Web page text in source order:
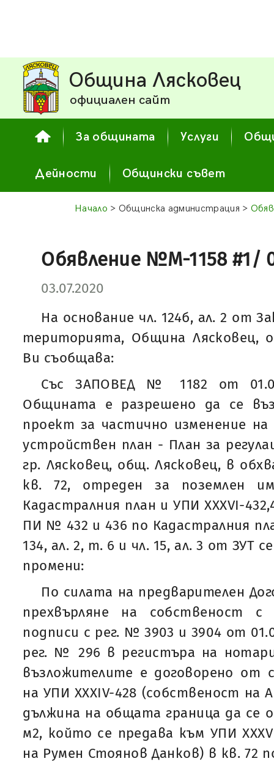
Община Лясковец
официален сайт
За общината Услуги
Дейности Общински съвет
Начало > Общинска администрация >
Обявление №М-1158 #1/
03.07.2020
На основание чл. 124б, ал. 2 от
територията, Община Лясковец,
Ви съобщава:
Със ЗАПОВЕД № 1182 от
Общината е разрешено да се
проект за частично изменение
устройствен план - План за
гр. Лясковец, общ. Лясковец, в
кв. 72, отреден за
Кадастралния план и УПИ XXXVI-
ПИ № 432 и 436 по Кадастралния
134, ал. 2, т. 6 и чл. 15, ал. 3 от ЗУТ
промени:
По силата на предварителен
прехвърляне на собственост с
подписи с рег. № 3903 и 3904 от
рег. № 296 в регистъра на
възложителите е договорено от
на УПИ XXXIV-428 (собственост на
дължина на общата граница да се
м2, който се предава към УПИ
на Румен Стоянов Данков) в кв. 72